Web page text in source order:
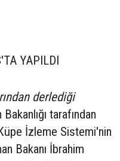
YAPILDI
derlediği
tarafından
İzleme Sistemi'nin
Bakanı İbrahim